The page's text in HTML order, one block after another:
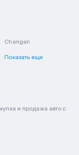
Changan
Показать еще
и продажа авто с